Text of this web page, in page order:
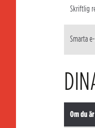
Skriftlig
Smarta
Om du